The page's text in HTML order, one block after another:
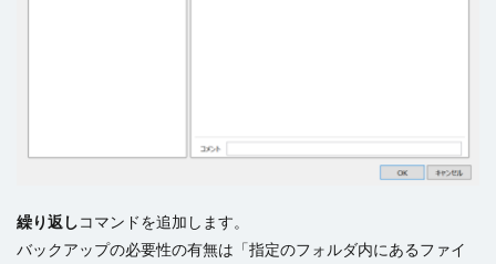
繰り返しコマンドを追加します。
バックアップの必要性の有無は「指定のフォルダ内にあるファイ